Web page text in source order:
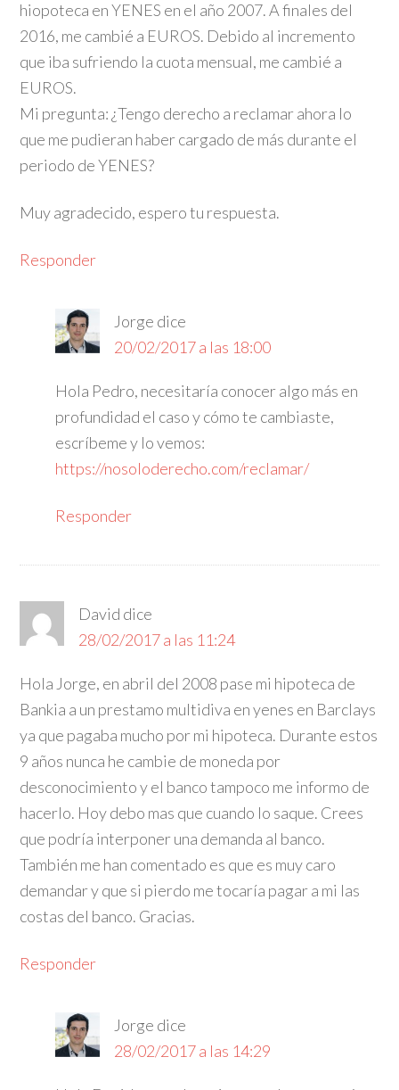
hiopoteca en YENES en el año 2007. A finales del
2016, me cambié a EUROS. Debido al incremento
que iba sufriendo la cuota mensual, me cambié a
EUROS.
Mi pregunta: ¿Tengo derecho a reclamar ahora lo
que me pudieran haber cargado de más durante el
periodo de YENES?
Muy agradecido, espero tu respuesta.
Responder
Jorge dice
20/02/2017 a las 18:00
Hola Pedro, necesitaría conocer algo más en
profundidad el caso y cómo te cambiaste,
escríbeme y lo vemos:
https://nosoloderecho.com/reclamar/
Responder
David dice
28/02/2017 a las 11:24
Hola Jorge, en abril del 2008 pase mi hipoteca de
Bankia a un prestamo multidiva en yenes en Barclays
ya que pagaba mucho por mi hipoteca. Durante estos
9 años nunca he cambie de moneda por
desconocimiento y el banco tampoco me informo de
hacerlo. Hoy debo mas que cuando lo saque. Crees
que podría interponer una demanda al banco.
También me han comentado es que es muy caro
demandar y que si pierdo me tocaría pagar a mi las
costas del banco. Gracias.
Responder
Jorge dice
28/02/2017 a las 14:29